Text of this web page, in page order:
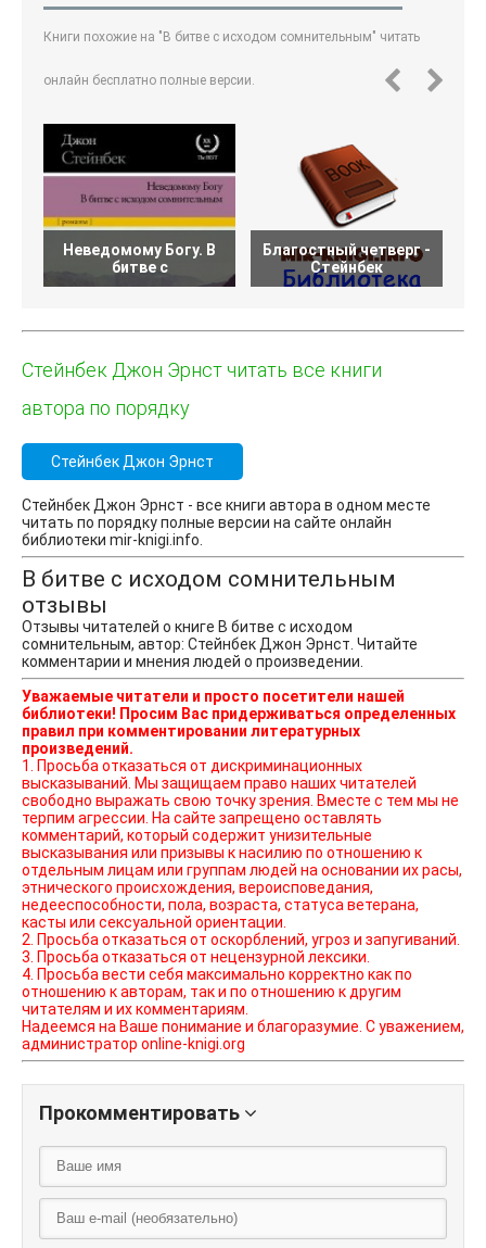
Книги похожие на "В битве с исходом сомнительным" читать
онлайн бесплатно полные версии.
Неведомому Богу. В
битве с
Благостный четверг -
Стейнбек
Стейнбек Джон Эрнст читать все книги
автора по порядку
Стейнбек Джон Эрнст
Стейнбек Джон Эрнст - все книги автора в одном месте
читать по порядку полные версии на сайте онлайн
библиотеки mir-knigi.info.
В битве с исходом сомнительным
отзывы
Отзывы читателей о книге В битве с исходом
сомнительным, автор: Стейнбек Джон Эрнст. Читайте
комментарии и мнения людей о произведении.
Уважаемые читатели и просто посетители нашей
библиотеки! Просим Вас придерживаться определенных
правил при комментировании литературных
произведений.
1. Просьба отказаться от дискриминационных
высказываний. Мы защищаем право наших читателей
свободно выражать свою точку зрения. Вместе с тем мы не
терпим агрессии. На сайте запрещено оставлять
комментарий, который содержит унизительные
высказывания или призывы к насилию по отношению к
отдельным лицам или группам людей на основании их расы,
этнического происхождения, вероисповедания,
недееспособности, пола, возраста, статуса ветерана,
касты или сексуальной ориентации.
2. Просьба отказаться от оскорблений, угроз и запугиваний.
3. Просьба отказаться от нецензурной лексики.
4. Просьба вести себя максимально корректно как по
отношению к авторам, так и по отношению к другим
читателям и их комментариям.
Надеемся на Ваше понимание и благоразумие. С уважением,
администратор online-knigi.org
Прокомментировать